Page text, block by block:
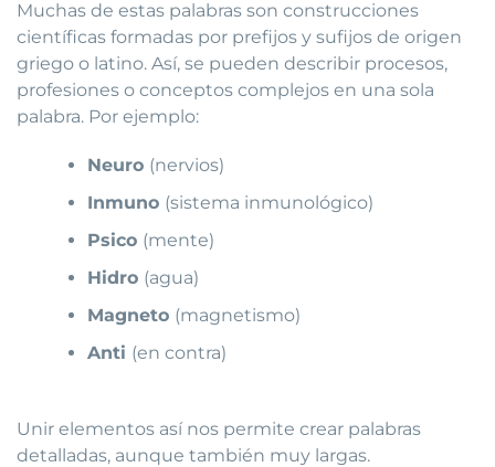
Muchas de estas palabras son construcciones
científicas formadas por prefijos y sufijos de origen
griego o latino. Así, se pueden describir procesos,
profesiones o conceptos complejos en una sola
palabra. Por ejemplo:
Neuro (nervios)
Inmuno (sistema inmunológico)
Psico (mente)
Hidro (agua)
Magneto (magnetismo)
Anti (en contra)
Unir elementos así nos permite crear palabras
detalladas, aunque también muy largas.